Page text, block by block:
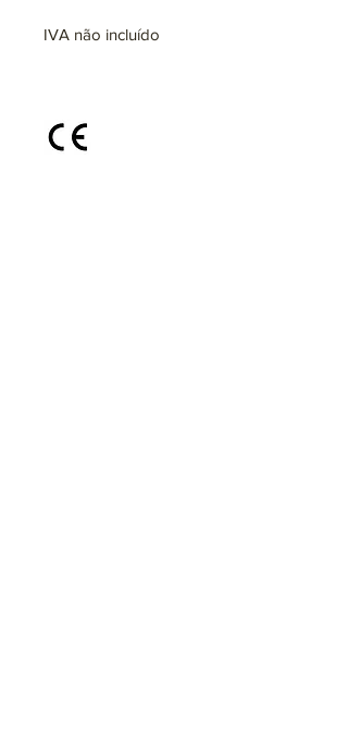
IVA não incluído